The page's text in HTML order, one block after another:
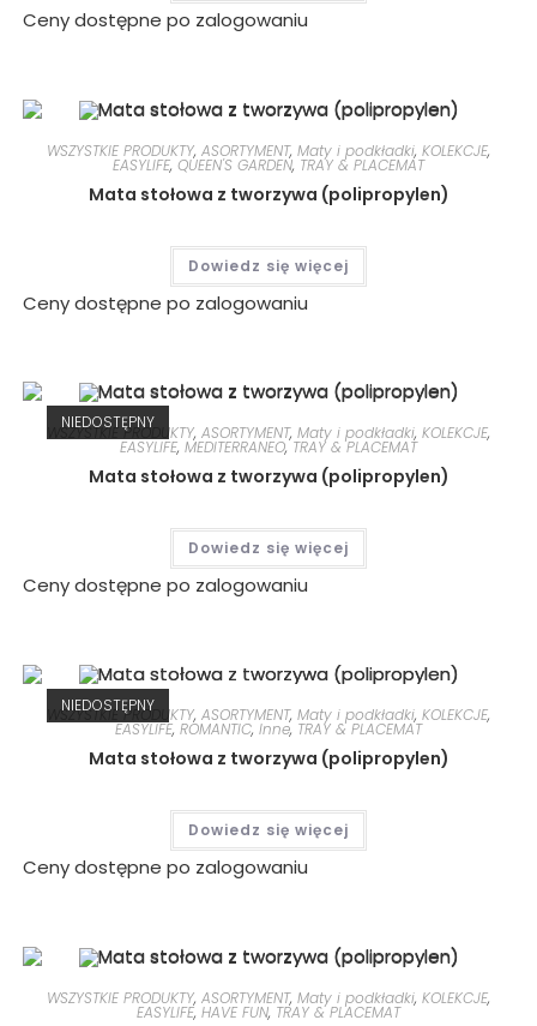
Ceny dostępne po zalogowaniu
WSZYSTKIE PRODUKTY, ASORTYMENT, Maty i podkładki, KOLEKCJE,
EASYLIFE, QUEEN'S GARDEN, TRAY & PLACEMAT
Mata stołowa z tworzywa (polipropylen)
Dowiedz się więcej
Ceny dostępne po zalogowaniu
NIEDOSTĘPNY
WSZYSTKIE PRODUKTY, ASORTYMENT, Maty i podkładki, KOLEKCJE,
EASYLIFE, MEDITERRANEO,TRAY & PLACEMAT
Mata stołowa z tworzywa (polipropylen)
Dowiedz się więcej
Ceny dostępne po zalogowaniu
NIEDOSTĘPNY
WSZYSTKIE PRODUKTY, ASORTYMENT, Maty i podkładki, KOLEKCJE,
EASYLIFE, ROMANTIC, Inne, TRAY & PLACEMAT
Mata stołowa z tworzywa (polipropylen)
Dowiedz się więcej
Ceny dostępne po zalogowaniu
WSZYSTKIE PRODUKTY, ASORTYMENT, Maty i podkładki, KOLEKCJE,
EASYLIFE, HAVE FUN, TRAY & PLACEMAT